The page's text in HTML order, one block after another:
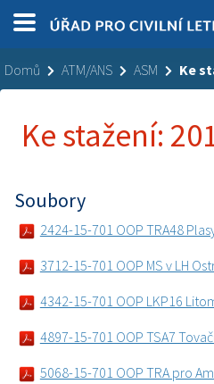
Domů ATM/ANS ASM Ke
Ke stažení:
Soubory
2424-15-701 OOP TRA48
3712-15-701 OOP MS v LH
4342-15-701 OOP LKP16
4897-15-701 OOP TSA7
5068-15-701 OOP TRA pro